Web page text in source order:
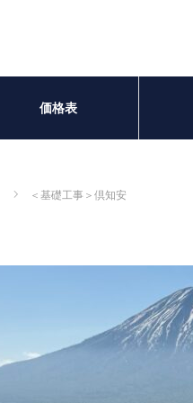
価格表
＜基礎工事＞倶知安